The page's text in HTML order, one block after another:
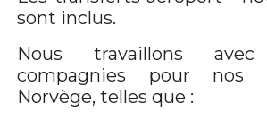
sont inclus.
Nous travaillons avec
compagnies pour nos
Norvège, telles que :